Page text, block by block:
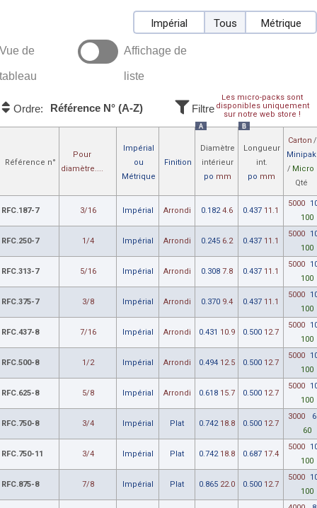
Impérial Tous Métrique
Vue de
tableau
Affichage de
liste
Les micro-packs sont
disponibles uniquement
sur notre web store !
Ordre: Référence N° (A-Z) Filtre
Référence n°
Pour
diamètre....
Impérial
ou
Métrique
Finition
A
Diamètre
intérieur
po mm
B
Longueur
int.
po mm
Carton /
Minipak
/ Micro
Qté
RFC.187-7 3/16 Impérial Arrondi 0.182 4.6 0.437 11.1
5000
100
RFC.250-7 1/4 Impérial Arrondi 0.245 6.2 0.437 11.1
5000
100
RFC.313-7 5/16 Impérial Arrondi 0.308 7.8 0.437 11.1
5000
100
RFC.375-7 3/8 Impérial Arrondi 0.370 9.4 0.437 11.1
5000
100
RFC.437-8 7/16 Impérial Arrondi 0.431 10.9 0.500 12.7
5000
100
RFC.500-8 1/2 Impérial Arrondi 0.494 12.5 0.500 12.7
5000
100
RFC.625-8 5/8 Impérial Arrondi 0.618 15.7 0.500 12.7
5000
100
RFC.750-8 3/4 Impérial Plat 0.742 18.8 0.500 12.7
3000
60
RFC.750-11 3/4 Impérial Plat 0.742 18.8 0.687 17.4
5000
100
RFC.875-8 7/8 Impérial Plat 0.865 22.0 0.500 12.7
5000
100